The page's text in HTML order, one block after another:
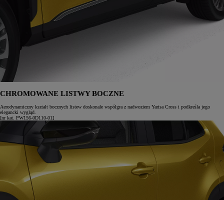
CHROMOWANE LISTWY BOCZNE
Aerodynamiczny kształt bocznych listew doskonale współgra z nadwoziem Yarisa Cross i podkreśla jego
elegancki wygląd.
[nr kat. PW156-0D110-01]